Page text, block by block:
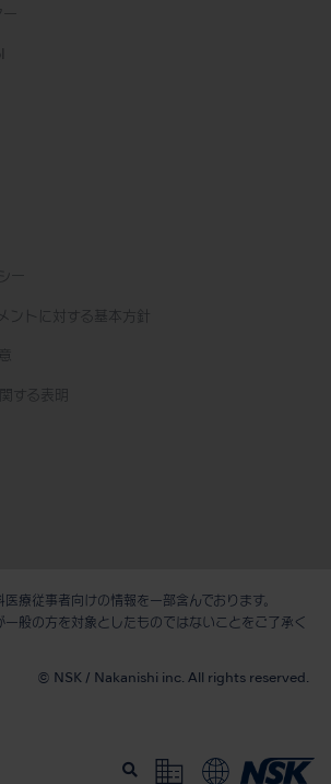
デモ / 見積依頼
ー
ントに対する基本方針
する表明
療従事者向けの情報を一部含んでおります。
一般の方を対象としたものではないことをご了承く
© NSK / Nakanishi inc. All rights reserved.